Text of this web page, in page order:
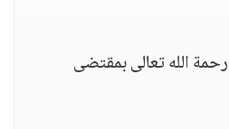
الله تعالى بمقتضى